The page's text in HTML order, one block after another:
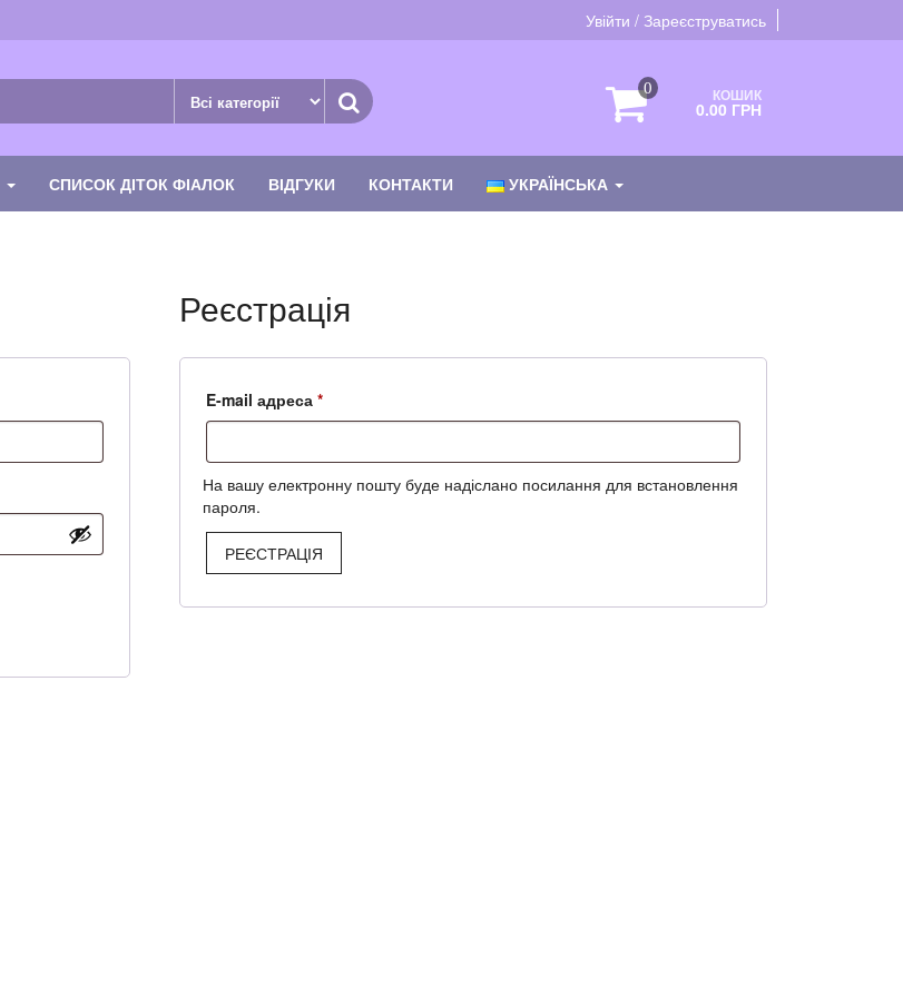
Увійти / Зареєструватись
0 КОШИК
0.00 ГРН
СПИСОК ДІТОК ФІАЛОК ВІДГУКИ КОНТАКТИ УКРАЇНСЬКА
Реєстрація
E-mail адреса *Обов’язкове
На вашу електронну пошту буде надіслано посилання для встановлення
пароля.
РЕЄСТРАЦІЯ